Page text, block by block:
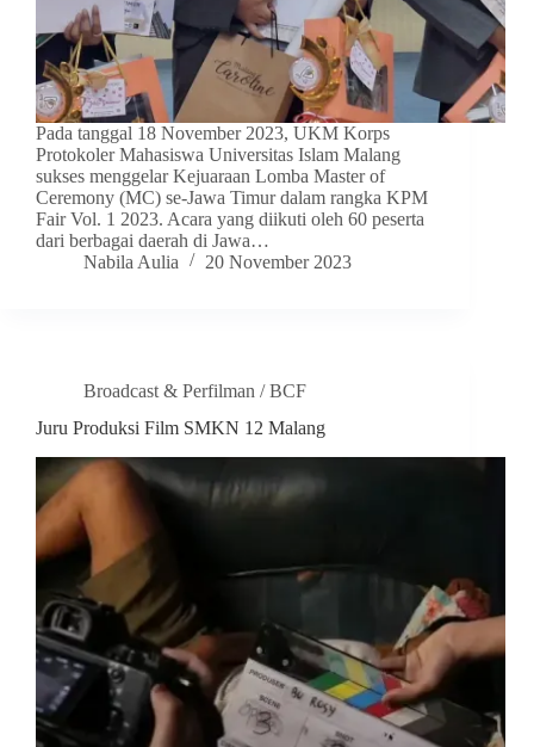
Pada tanggal 18 November 2023, UKM Korps
Protokoler Mahasiswa Universitas Islam Malang
sukses menggelar Kejuaraan Lomba Master of
Ceremony (MC) se-Jawa Timur dalam rangka KPM
Fair Vol. 1 2023. Acara yang diikuti oleh 60 peserta
dari berbagai daerah di Jawa…
Nabila Aulia
20 November 2023
Broadcast & Perfilman / BCF
Juru Produksi Film SMKN 12 Malang